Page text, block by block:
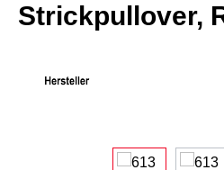
Strickpullover,
Bildergalerie überspringen